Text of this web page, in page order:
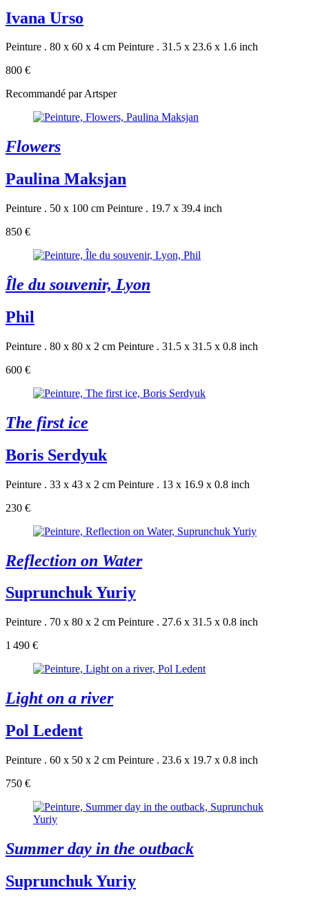
Ivana Urso
Peinture . 80 x 60 x 4 cm Peinture . 31.5 x 23.6 x 1.6 inch
800 €
Recommandé par Artsper
Flowers
Paulina Maksjan
Peinture . 50 x 100 cm Peinture . 19.7 x 39.4 inch
850 €
Île du souvenir, Lyon
Phil
Peinture . 80 x 80 x 2 cm Peinture . 31.5 x 31.5 x 0.8 inch
600 €
The first ice
Boris Serdyuk
Peinture . 33 x 43 x 2 cm Peinture . 13 x 16.9 x 0.8 inch
230 €
Reflection on Water
Suprunchuk Yuriy
Peinture . 70 x 80 x 2 cm Peinture . 27.6 x 31.5 x 0.8 inch
1 490 €
Light on a river
Pol Ledent
Peinture . 60 x 50 x 2 cm Peinture . 23.6 x 19.7 x 0.8 inch
750 €
Summer day in the outback
Suprunchuk Yuriy